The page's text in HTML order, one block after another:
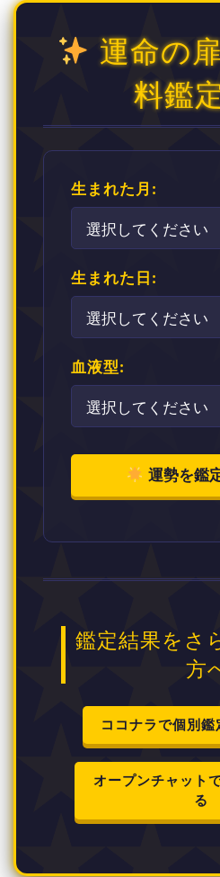
運命の
料鑑
生まれた月:
生まれた日:
血液型:
運勢を鑑
鑑定結果をさ
方
ココナラで個別
オープンチャット
る